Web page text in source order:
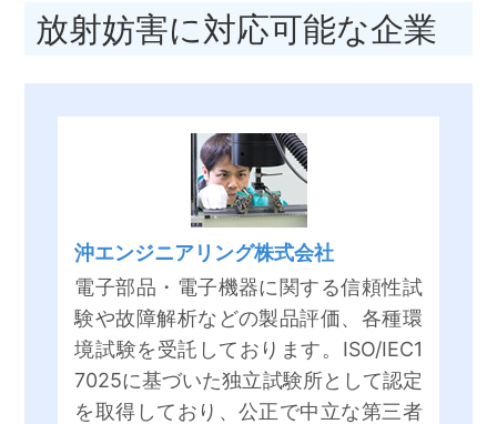
放射妨害に対応可能な企業
沖エンジニアリング株式会社
電子部品・電子機器に関する信頼性試
験や故障解析などの製品評価、各種環
境試験を受託しております。ISO/IEC1
7025に基づいた独立試験所として認定
を取得しており、公正で中立な第三者